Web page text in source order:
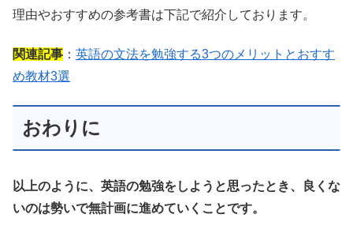
理由やおすすめの参考書は下記で紹介しております。
関連記事 ： 英語の文法を勉強する3つのメリットとおすす
め教材3選
おわりに
以上のように、英語の勉強をしようと思ったとき、良くな
いのは勢いで無計画に進めていくことです。